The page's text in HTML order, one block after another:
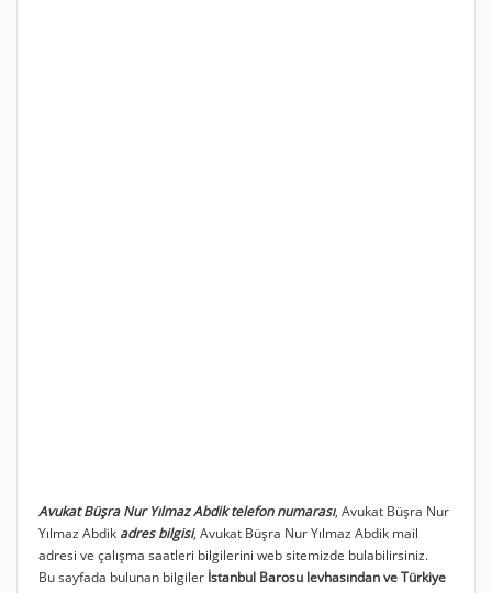
Avukat Büşra Nur Yılmaz Abdik telefon numarası, Avukat Büşra Nur
Yılmaz Abdik adres bilgisi, Avukat Büşra Nur Yılmaz Abdik mail
adresi ve çalışma saatleri bilgilerini web sitemizde bulabilirsiniz.
Bu sayfada bulunan bilgiler İstanbul Barosu levhasından ve Türkiye